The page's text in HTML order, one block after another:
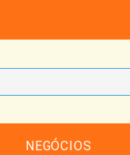
NEGÓCIOS